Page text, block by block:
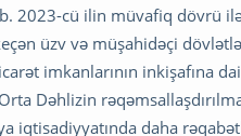
2023-cü ilin müvafiq dövrü
üzv və müşahidəçi
imkanlarının inkişafına
Dəhlizin
iqtisadiyyatında daha